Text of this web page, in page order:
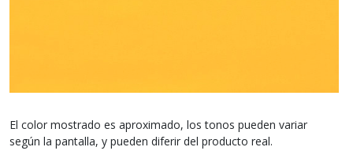
El color mostrado es aproximado, los tonos pueden variar
según la pantalla, y pueden diferir del producto real.